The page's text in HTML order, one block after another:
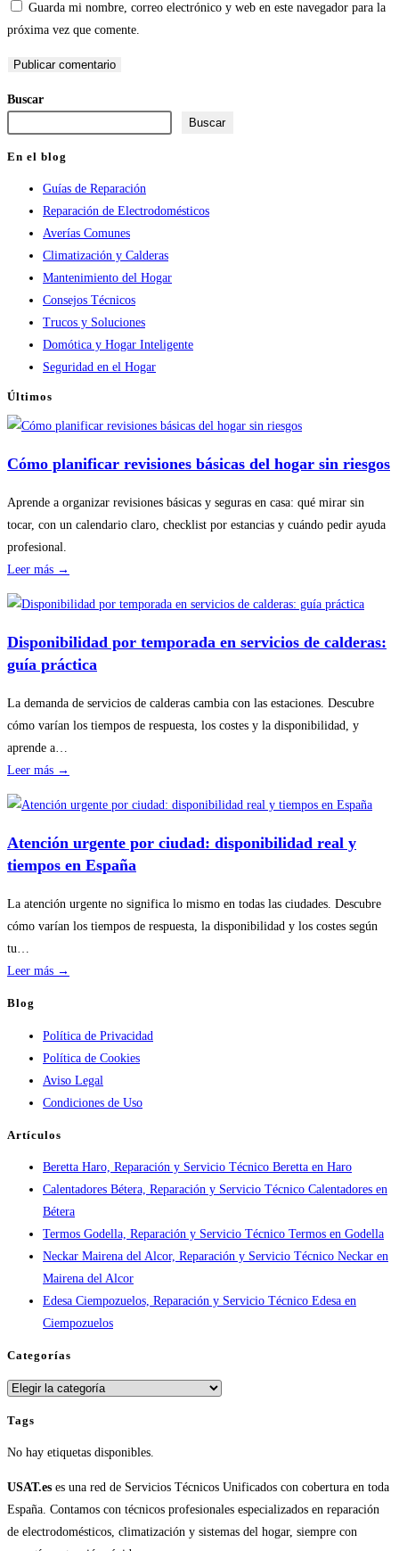
de
usuario
comentar
correo
electrónico
comentar
de
tu
(opcional)
Guarda mi nombre, correo electrónico y web en este navegador para la
próxima vez que comente.
Buscar
Buscar
En el blog
Guías de Reparación
Reparación de Electrodomésticos
Averías Comunes
Climatización y Calderas
Mantenimiento del Hogar
Consejos Técnicos
Trucos y Soluciones
Domótica y Hogar Inteligente
Seguridad en el Hogar
Últimos
Cómo planificar revisiones básicas del hogar sin riesgos
Aprende a organizar revisiones básicas y seguras en casa: qué mirar sin
tocar, con un calendario claro, checklist por estancias y cuándo pedir ayuda
profesional.
Leer más →
planificar
revisiones
básicas
hogar
sin
Disponibilidad por temporada en servicios de calderas:
guía práctica
La demanda de servicios de calderas cambia con las estaciones. Descubre
cómo varían los tiempos de respuesta, los costes y la disponibilidad, y
aprende a…
Leer más →
por
temporada
de
calderas:
Atención urgente por ciudad: disponibilidad real y
tiempos en España
La atención urgente no significa lo mismo en todas las ciudades. Descubre
cómo varían los tiempos de respuesta, la disponibilidad y los costes según
tu…
Leer más →
por
ciudad:
disponibilidad
real
en
España
Blog
Política de Privacidad
Política de Cookies
Aviso Legal
Condiciones de Uso
Artículos
Beretta Haro, Reparación y Servicio Técnico Beretta en Haro
Calentadores Bétera, Reparación y Servicio Técnico Calentadores en
Bétera
Termos Godella, Reparación y Servicio Técnico Termos en Godella
Neckar Mairena del Alcor, Reparación y Servicio Técnico Neckar en
Mairena del Alcor
Edesa Ciempozuelos, Reparación y Servicio Técnico Edesa en
Ciempozuelos
Categorías
Categorías
Tags
No hay etiquetas disponibles.
USAT.es es una red de Servicios Técnicos Unificados con cobertura en toda
España. Contamos con técnicos profesionales especializados en reparación
de electrodomésticos, climatización y sistemas del hogar, siempre con